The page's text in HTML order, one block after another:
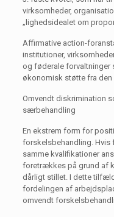
virksomheder,
„lighedsidealet om
Affirmative action-
institutioner,
og føderale forvaltninger
økonomisk støtte fra den
Omvendt diskrimination
særbehandling
En ekstrem form for
forskelsbehandling. Hvis
samme kvalifikationer
foretrækkes på grund af
dårligt stillet. I dette
fordelingen af
omvendt